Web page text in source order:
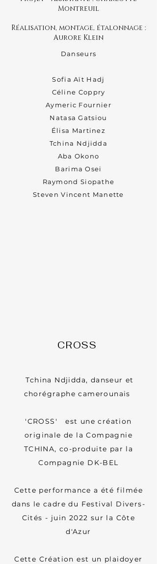
Montreuil
Réalisation, montage, étalonnage :
Aurore Klein
Danseurs
Sofia Aït Hadj
Céline Coppry
Aymeric Fournier
Natasa Gatsiou
Élisa Martinez
Tchina Ndjidda
Aba Okono
Barima Osei
Raymond Siopathe
Steven Vincent Manette
CROSS
Tchina Ndjidda, danseur et
chorégraphe camerounais
'CROSS' est une création
originale de la Compagnie
TCHINA, co-produite par la
Compagnie DK-BEL
Cette performance a été filmée
dans le cadre du Festival Divers-
Cités - juin 2022 sur la Côte
d'Azur
Cette Création est un plaidoyer